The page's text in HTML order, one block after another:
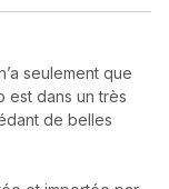
seulement que
est dans un très
de belles